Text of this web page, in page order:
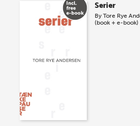
Serier
ByTore Rye
(book + e-book)